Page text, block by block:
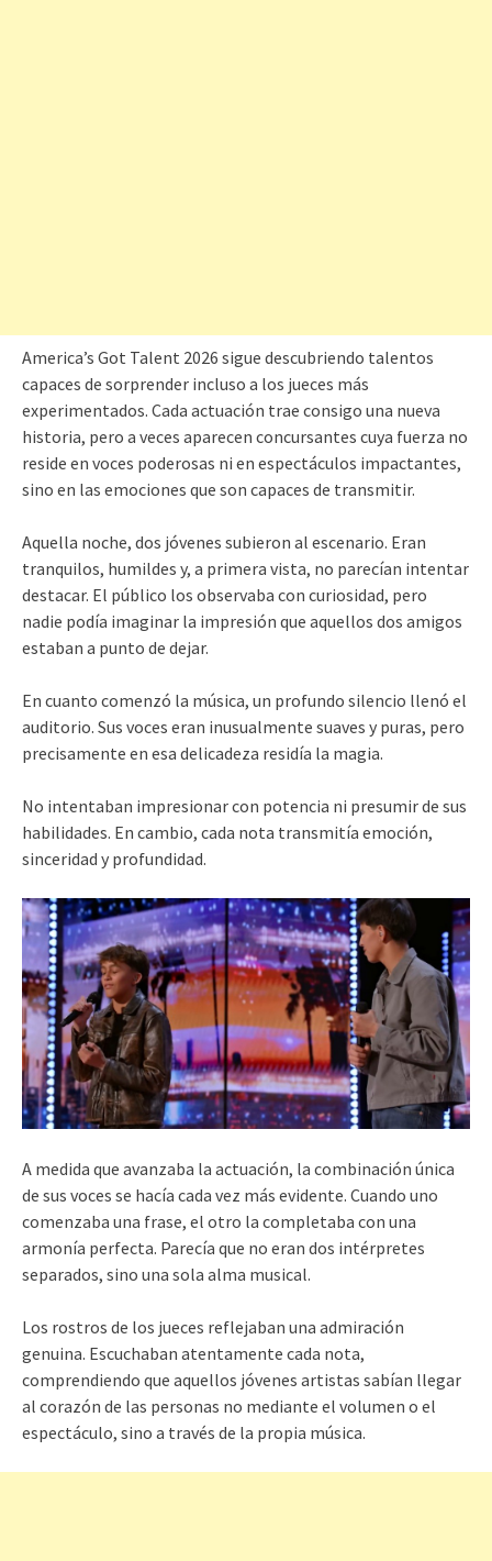
America’s Got Talent 2026 sigue descubriendo talentos
capaces de sorprender incluso a los jueces más
experimentados. Cada actuación trae consigo una nueva
historia, pero a veces aparecen concursantes cuya fuerza no
reside en voces poderosas ni en espectáculos impactantes,
sino en las emociones que son capaces de transmitir.
Aquella noche, dos jóvenes subieron al escenario. Eran
tranquilos, humildes y, a primera vista, no parecían intentar
destacar. El público los observaba con curiosidad, pero
nadie podía imaginar la impresión que aquellos dos amigos
estaban a punto de dejar.
En cuanto comenzó la música, un profundo silencio llenó el
auditorio. Sus voces eran inusualmente suaves y puras, pero
precisamente en esa delicadeza residía la magia.
No intentaban impresionar con potencia ni presumir de sus
habilidades. En cambio, cada nota transmitía emoción,
sinceridad y profundidad.
A medida que avanzaba la actuación, la combinación única
de sus voces se hacía cada vez más evidente. Cuando uno
comenzaba una frase, el otro la completaba con una
armonía perfecta. Parecía que no eran dos intérpretes
separados, sino una sola alma musical.
Los rostros de los jueces reflejaban una admiración
genuina. Escuchaban atentamente cada nota,
comprendiendo que aquellos jóvenes artistas sabían llegar
al corazón de las personas no mediante el volumen o el
espectáculo, sino a través de la propia música.